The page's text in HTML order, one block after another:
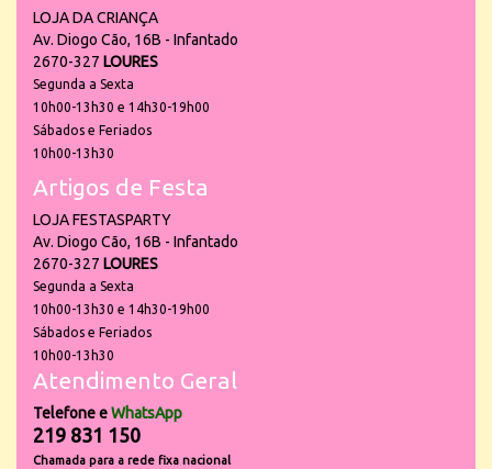
LOJA DA CRIANÇA
Av. Diogo Cão, 16B - Infantado
2670-327 LOURES
Segunda a Sexta
10h00-13h30 e 14h30-19h00
Sábados e Feriados
10h00-13h30
Artigos de Festa
LOJA FESTASPARTY
Av. Diogo Cão, 16B - Infantado
2670-327 LOURES
Segunda a Sexta
10h00-13h30 e 14h30-19h00
Sábados e Feriados
10h00-13h30
Atendimento Geral
Telefone eWhatsApp
219 831 150
Chamada para a rede fixa nacional